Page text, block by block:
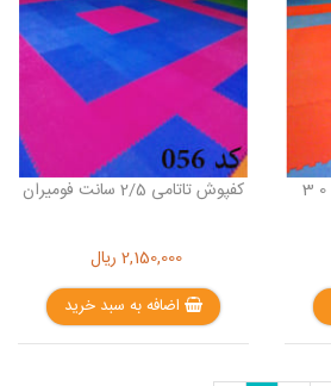
کفپوش تاتامی فدراسیونی 0 3
کفپوش تاتامی 2/5 سانت فومیران
2,150,000 ریال
اضافه به سبد خرید